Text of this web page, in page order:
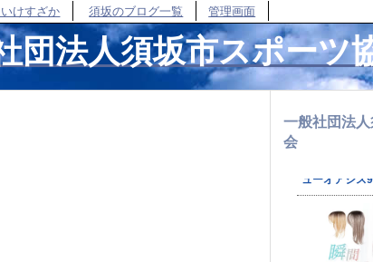
けすざか 須坂のブログ一覧 管理画面
団法人須坂市スポーツ
一般社団法
会